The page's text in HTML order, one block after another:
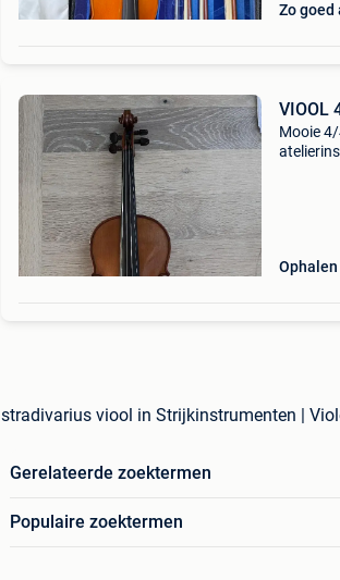
Zo goed
VIOOL
Mooie
Ophalen
stradivarius viool in Strijkinstrumenten |
Gerelateerde zoektermen
Populaire zoektermen